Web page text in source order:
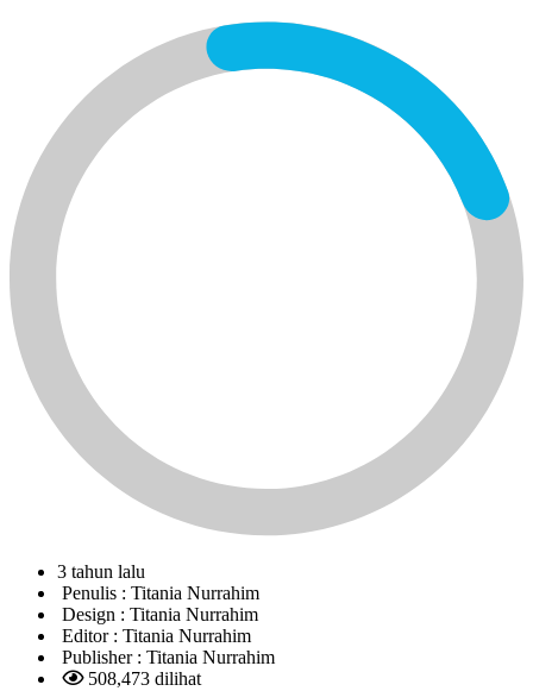
3 tahun lalu
Penulis : Titania Nurrahim
Design : Titania Nurrahim
Editor : Titania Nurrahim
Publisher : Titania Nurrahim
508,473 dilihat